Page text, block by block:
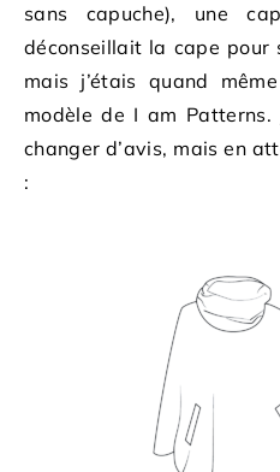
sans capuche), une
déconseillait la cape pour
mais j’étais quand
modèle de I am
changer d’avis, mais en
: